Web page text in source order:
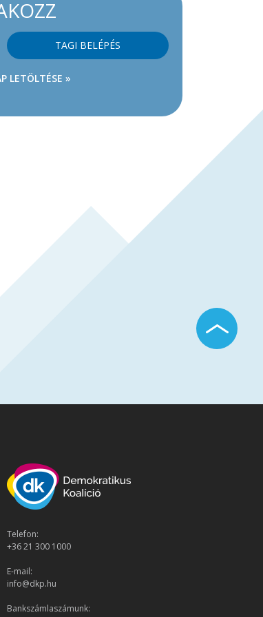
TAGI BELÉPÉS
LETÖLTÉSE »
Telefon:
+36 21 300 1000
E-mail:
info@dkp.hu
Bankszámlaszámunk: